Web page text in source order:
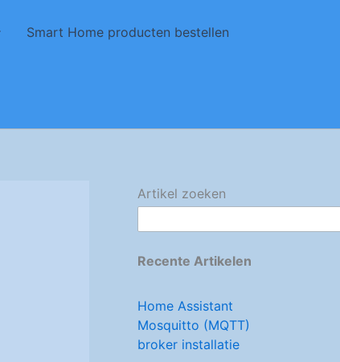
Smart Home producten bestellen
Artikel zoeken
Recente Artikelen
Home Assistant
Mosquitto (MQTT)
broker installatie